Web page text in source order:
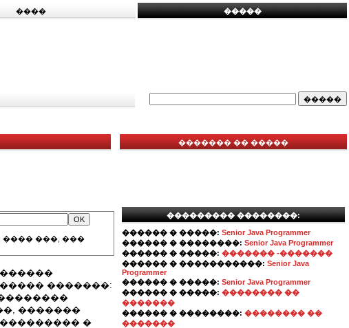
���� �����
���, ���
�������:
�������
�
������� �� �����
��������� ��������:
������ � �����: Senior Java Programmer
������ � ��������: Senior Java Programmer
������ � �����: ������� -�������
������ � �����������: Senior Java
Programmer
������ � �����: Senior Java Programmer
������ � �����: �������� ��
�������
������ � ��������: �������� ��
�������